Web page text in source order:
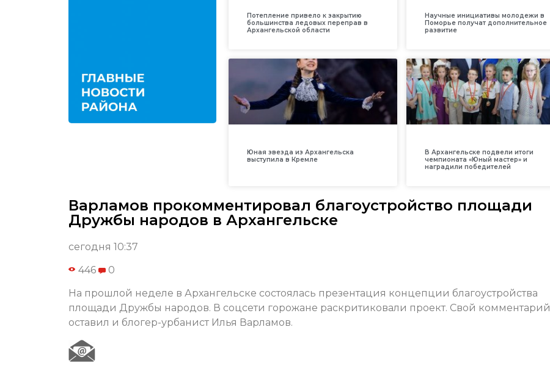
Потепление привело к закрытию
большинства ледовых переправ в
Архангельской области
Научные инициативы молодежи в
Поморье получат дополнительное
развитие
Юная звезда из Архангельска
выступила в Кремле
В Архангельске подвели итоги
чемпионата «Юный мастер» и
наградили победителей
Варламов прокомментировал благоустройство площади
Дружбы народов в Архангельске
сегодня 10:37
446 0
На прошлой неделе в Архангельске состоялась презентация концепции благоустройства
площади Дружбы народов. В соцсети горожане раскритиковали проект. Свой комментарий
оставил и блогер-урбанист Илья Варламов.